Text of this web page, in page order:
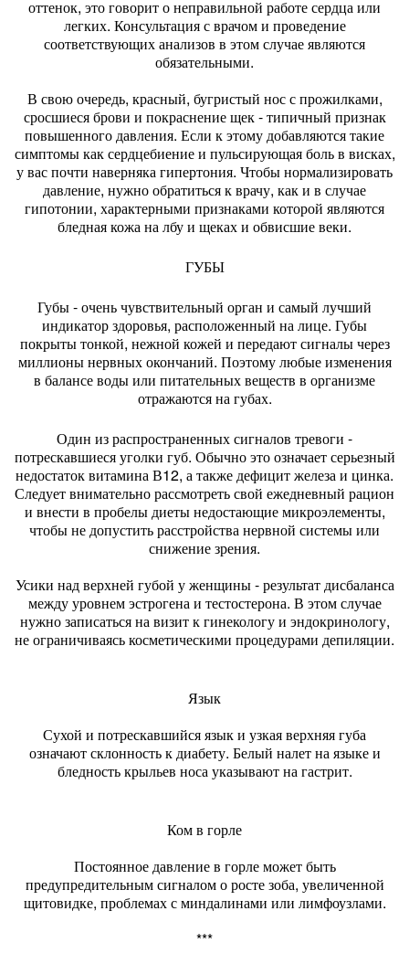
оттенок, это говорит о неправильной работе сердца или
легких. Консультация с врачом и проведение
соответствующих анализов в этом случае являются
обязательными.
В свою очередь, красный, бугристый нос с прожилками,
сросшиеся брови и покраснение щек - типичный признак
повышенного давления. Если к этому добавляются такие
симптомы как сердцебиение и пульсирующая боль в висках,
у вас почти наверняка гипертония. Чтобы нормализировать
давление, нужно обратиться к врачу, как и в случае
гипотонии, характерными признаками которой являются
бледная кожа на лбу и щеках и обвисшие веки.
ГУБЫ
Губы - очень чувствительный орган и самый лучший
индикатор здоровья, расположенный на лице. Губы
покрыты тонкой, нежной кожей и передают сигналы через
миллионы нервных окончаний. Поэтому любые изменения
в балансе воды или питательных веществ в организме
отражаются на губах.
Один из распространенных сигналов тревоги -
потрескавшиеся уголки губ. Обычно это означает серьезный
недостаток витамина В12, а также дефицит железа и цинка.
Следует внимательно рассмотреть свой ежедневный рацион
и внести в пробелы диеты недостающие микроэлементы,
чтобы не допустить расстройства нервной системы или
снижение зрения.
Усики над верхней губой у женщины - результат дисбаланса
между уровнем эстрогена и тестостерона. В этом случае
нужно записаться на визит к гинекологу и эндокринологу,
не ограничиваясь косметическими процедурами депиляции.
Язык
Сухой и потрескавшийся язык и узкая верхняя губа
означают склонность к диабету. Белый налет на языке и
бледность крыльев носа указывают на гастрит.
Ком в горле
Постоянное давление в горле может быть
предупредительным сигналом о росте зоба, увеличенной
щитовидке, проблемах с миндалинами или лимфоузлами.
***